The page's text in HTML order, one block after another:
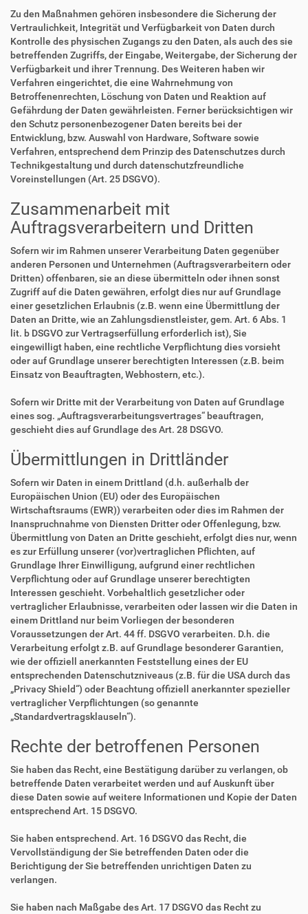
Zu den Maßnahmen gehören insbesondere die Sicherung der
Vertraulichkeit, Integrität und Verfügbarkeit von Daten durch
Kontrolle des physischen Zugangs zu den Daten, als auch des sie
betreffenden Zugriffs, der Eingabe, Weitergabe, der Sicherung der
Verfügbarkeit und ihrer Trennung. Des Weiteren haben wir
Verfahren eingerichtet, die eine Wahrnehmung von
Betroffenenrechten, Löschung von Daten und Reaktion auf
Gefährdung der Daten gewährleisten. Ferner berücksichtigen wir
den Schutz personenbezogener Daten bereits bei der
Entwicklung, bzw. Auswahl von Hardware, Software sowie
Verfahren, entsprechend dem Prinzip des Datenschutzes durch
Technikgestaltung und durch datenschutzfreundliche
Voreinstellungen (Art. 25 DSGVO).
Zusammenarbeit mit
Auftragsverarbeitern und Dritten
Sofern wir im Rahmen unserer Verarbeitung Daten gegenüber
anderen Personen und Unternehmen (Auftragsverarbeitern oder
Dritten) offenbaren, sie an diese übermitteln oder ihnen sonst
Zugriff auf die Daten gewähren, erfolgt dies nur auf Grundlage
einer gesetzlichen Erlaubnis (z.B. wenn eine Übermittlung der
Daten an Dritte, wie an Zahlungsdienstleister, gem. Art. 6 Abs. 1
lit. b DSGVO zur Vertragserfüllung erforderlich ist), Sie
eingewilligt haben, eine rechtliche Verpflichtung dies vorsieht
oder auf Grundlage unserer berechtigten Interessen (z.B. beim
Einsatz von Beauftragten, Webhostern, etc.).
Sofern wir Dritte mit der Verarbeitung von Daten auf Grundlage
eines sog. „Auftragsverarbeitungsvertrages“ beauftragen,
geschieht dies auf Grundlage des Art. 28 DSGVO.
Übermittlungen in Drittländer
Sofern wir Daten in einem Drittland (d.h. außerhalb der
Europäischen Union (EU) oder des Europäischen
Wirtschaftsraums (EWR)) verarbeiten oder dies im Rahmen der
Inanspruchnahme von Diensten Dritter oder Offenlegung, bzw.
Übermittlung von Daten an Dritte geschieht, erfolgt dies nur, wenn
es zur Erfüllung unserer (vor)vertraglichen Pflichten, auf
Grundlage Ihrer Einwilligung, aufgrund einer rechtlichen
Verpflichtung oder auf Grundlage unserer berechtigten
Interessen geschieht. Vorbehaltlich gesetzlicher oder
vertraglicher Erlaubnisse, verarbeiten oder lassen wir die Daten in
einem Drittland nur beim Vorliegen der besonderen
Voraussetzungen der Art. 44 ff. DSGVO verarbeiten. D.h. die
Verarbeitung erfolgt z.B. auf Grundlage besonderer Garantien,
wie der offiziell anerkannten Feststellung eines der EU
entsprechenden Datenschutzniveaus (z.B. für die USA durch das
„Privacy Shield“) oder Beachtung offiziell anerkannter spezieller
vertraglicher Verpflichtungen (so genannte
„Standardvertragsklauseln“).
Rechte der betroffenen Personen
Sie haben das Recht, eine Bestätigung darüber zu verlangen, ob
betreffende Daten verarbeitet werden und auf Auskunft über
diese Daten sowie auf weitere Informationen und Kopie der Daten
entsprechend Art. 15 DSGVO.
Sie haben entsprechend. Art. 16 DSGVO das Recht, die
Vervollständigung der Sie betreffenden Daten oder die
Berichtigung der Sie betreffenden unrichtigen Daten zu
verlangen.
Sie haben nach Maßgabe des Art. 17 DSGVO das Recht zu